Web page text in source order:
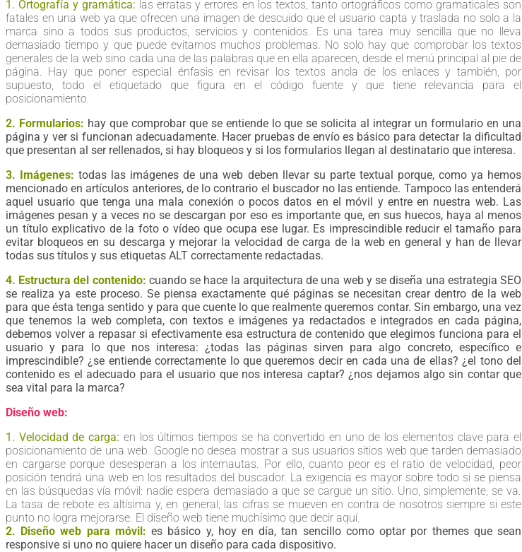
1. Ortografía y gramática: las erratas y errores en los textos, tanto ortográficos como gramaticales son
fatales en una web ya que ofrecen una imagen de descuido que el usuario capta y traslada no solo a la
marca sino a todos sus productos, servicios y contenidos. Es una tarea muy sencilla que no lleva
demasiado tiempo y que puede evitarnos muchos problemas. No solo hay que comprobar los textos
generales de la web sino cada una de las palabras que en ella aparecen, desde el menú principal al pie de
página. Hay que poner especial énfasis en revisar los textos ancla de los enlaces y también, por
supuesto, todo el etiquetado que figura en el código fuente y que tiene relevancia para el
posicionamiento.
2. Formularios: hay que comprobar que se entiende lo que se solicita al integrar un formulario en una
página y ver si funcionan adecuadamente. Hacer pruebas de envío es básico para detectar la dificultad
que presentan al ser rellenados, si hay bloqueos y si los formularios llegan al destinatario que interesa.
3. Imágenes: todas las imágenes de una web deben llevar su parte textual porque, como ya hemos
mencionado en artículos anteriores, de lo contrario el buscador no las entiende. Tampoco las entenderá
aquel usuario que tenga una mala conexión o pocos datos en el móvil y entre en nuestra web. Las
imágenes pesan y a veces no se descargan por eso es importante que, en sus huecos, haya al menos
un título explicativo de la foto o vídeo que ocupa ese lugar. Es imprescindible reducir el tamaño para
evitar bloqueos en su descarga y mejorar la velocidad de carga de la web en general y han de llevar
todas sus títulos y sus etiquetas ALT correctamente redactadas.
4. Estructura del contenido: cuando se hace la arquitectura de una web y se diseña una estrategia SEO
se realiza ya este proceso. Se piensa exactamente qué páginas se necesitan crear dentro de la web
para que ésta tenga sentido y para que cuente lo que realmente queremos contar. Sin embargo, una vez
que tenemos la web completa, con textos e imágenes ya redactados e integrados en cada página,
debemos volver a repasar si efectivamente esa estructura de contenido que elegimos funciona para el
usuario y para lo que nos interesa: ¿todas las páginas sirven para algo concreto, específico e
imprescindible? ¿se entiende correctamente lo que queremos decir en cada una de ellas? ¿el tono del
contenido es el adecuado para el usuario que nos interesa captar? ¿nos dejamos algo sin contar que
sea vital para la marca?
Diseño web:
1. Velocidad de carga: en los últimos tiempos se ha convertido en uno de los elementos clave para el
posicionamiento de una web. Google no desea mostrar a sus usuarios sitios web que tarden demasiado
en cargarse porque desesperan a los internautas. Por ello, cuanto peor es el ratio de velocidad, peor
posición tendrá una web en los resultados del buscador. La exigencia es mayor sobre todo si se piensa
en las búsquedas vía móvil: nadie espera demasiado a que se cargue un sitio. Uno, simplemente, se va.
La tasa de rebote es altísima y, en general, las cifras se mueven en contra de nosotros siempre si este
punto no logra mejorarse. El diseño web tiene muchísimo que decir aquí.
2. Diseño web para móvil: es básico y, hoy en día, tan sencillo como optar por themes que sean
responsive si uno no quiere hacer un diseño para cada dispositivo.